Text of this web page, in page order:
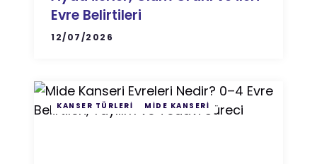
Evre Belirtileri
12/07/2026
KANSER TÜRLERI MIDE KANSERI